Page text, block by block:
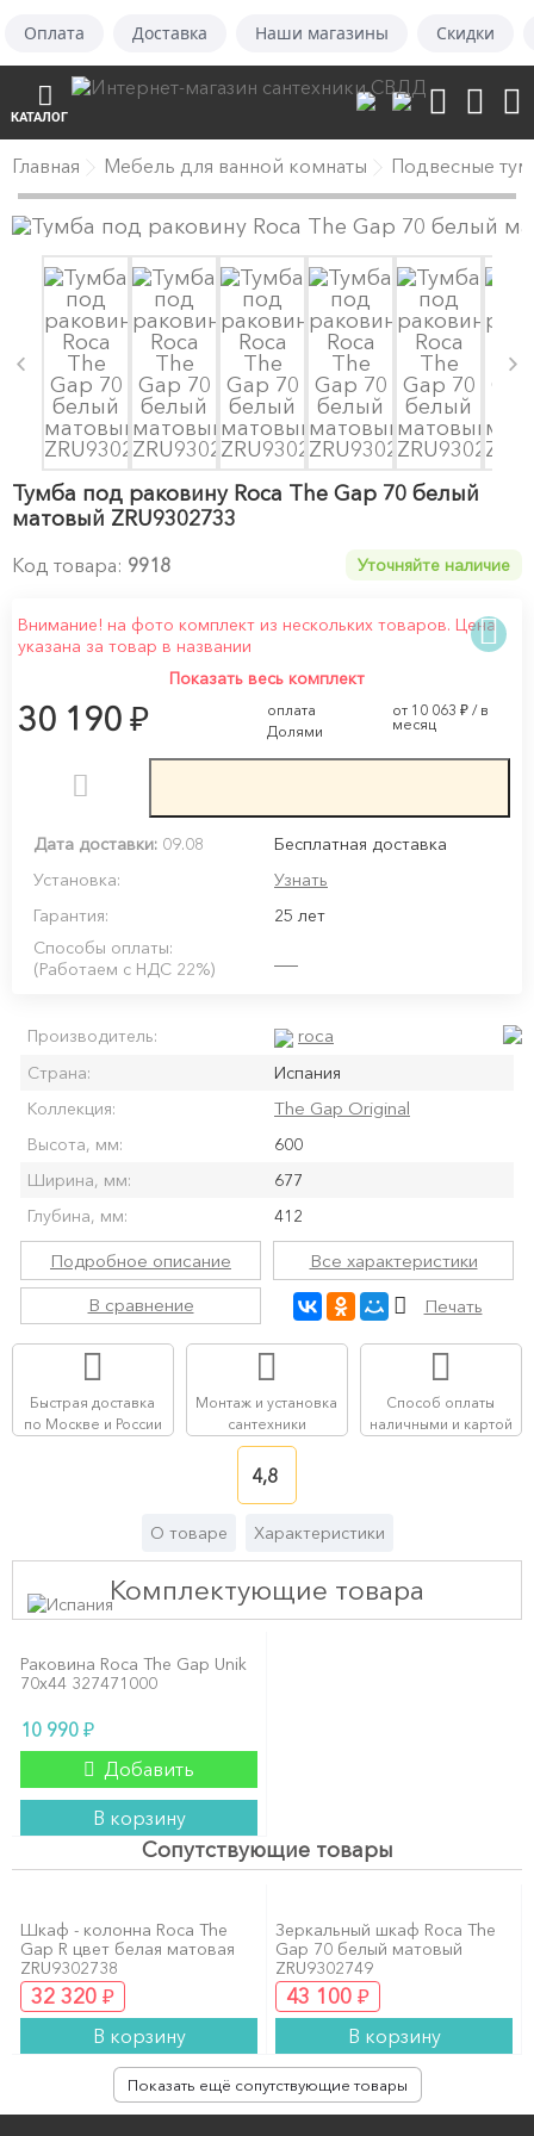
Оплата Доставка Наши магазины Скидки
КАТАЛОГ
Главная Мебель для ванной комнаты Подвесные
Тумба под раковину Roca The Gap 70 белый
матовый ZRU9302733
Код товара: 9918 Уточняйте наличие
Внимание! на фото комплект из нескольких товаров. Цена
указана за товар в названии
Показать весь комплект
30 190 ₽
оплата
Долями
от 10 063 ₽/ в
месяц
Дата доставки: 09.08
Бесплатная доставка
Установка:
Узнать
Гарантия:
25 лет
Способы оплаты:
(Работаем с НДС 22%)
Производитель: roca
Страна:
Испания
Коллекция:
The Gap Original
Высота, мм:
600
Ширина, мм:
677
Глубина, мм:
412
Подробное описание
Все характеристики
В сравнение
Печать
Быстрая доставка
по Москве и России
Монтаж и установка
сантехники
Способ оплаты
наличными и картой
4,8
О товаре Характеристики
Комплектующие товара
Раковина Roca The Gap Unik
70x44 327471000
10 990 ₽
Добавить
В корзину
Сопутствующие товары
Шкаф - колонна Roca The
Gap R цвет белая матовая
ZRU9302738
32 320 ₽
В корзину
Зеркальный шкаф Roca The
Gap 70 белый матовый
ZRU9302749
43 100 ₽
В корзину
Показать ещё сопутствующие товары